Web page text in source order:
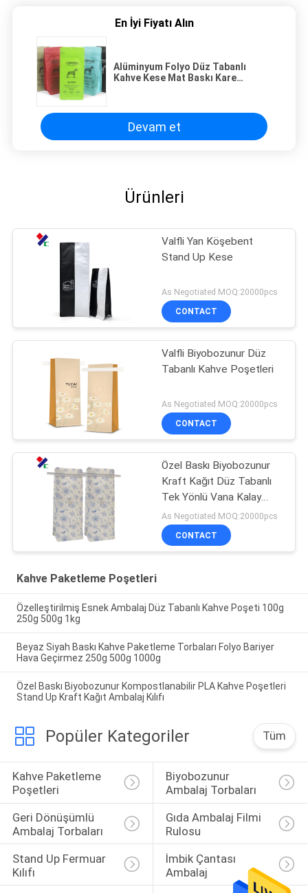
En İyi Fiyatı Alın
Alüminyum Folyo Düz Tabanlı
Kahve Kese Mat Baskı Kare
Devam et
Ürünleri
Valfli Yan Köşebent
Stand Up Kese
As Negotiated MOQ:20000pcs
CONTACT
Valfli Biyobozunur Düz
Tabanlı Kahve Poşetleri
As Negotiated MOQ:20000pcs
CONTACT
Özel Baskı Biyobozunur
Kraft Kağıt Düz Tabanlı
Tek Yönlü Vana Kalay
Kravatlı Kahve
Paketleme Torbaları
As Negotiated MOQ:20000pcs
CONTACT
Kahve Paketleme Poşetleri
Özelleştirilmiş Esnek Ambalaj Düz Tabanlı Kahve Poşeti 100g
250g 500g 1kg
Beyaz Siyah Baskı Kahve Paketleme Torbaları Folyo Bariyer
Hava Geçirmez 250g 500g 1000g
Özel Baskı Biyobozunur Kompostlanabilir PLA Kahve Poşetleri
Stand Up Kraft Kağıt Ambalaj Kılıfı
Popüler Kategoriler Tüm
Kahve Paketleme
Poşetleri
Biyobozunur
Ambalaj Torbaları
Geri Dönüşümlü
Ambalaj Torbaları
Gıda Ambalaj Filmi
Rulosu
Stand Up Fermuar
Kılıfı
İmbik Çantası
Ambalaj